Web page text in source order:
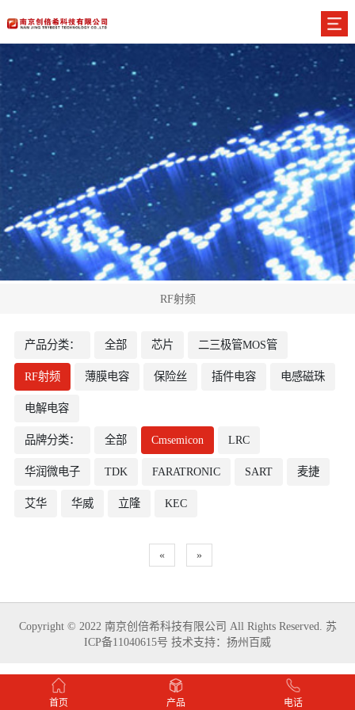
RF射频
产品分类： 全部 芯片 二三极管MOS管
RF射频 薄膜电容 保险丝 插件电容 电感磁珠
电解电容
品牌分类： 全部 Cmsemicon LRC
华润微电子 TDK FARATRONIC SART 麦捷
艾华 华威 立隆 KEC
« »
Copyright © 2022 南京创倍希科技有限公司 All Rights Reserved. 苏
ICP备11040615号 技术支持： 扬州百威
首页 产品 电话